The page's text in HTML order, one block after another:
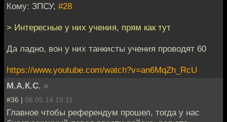
Кому: ЗПСУ, #28
> Интересные у них учения, прям как тут
Да ладно, вон у них танкисты учения проводят 60
https://www.youtube.com/watch?v=an6MqZh_RcU
М.А.К.С. »
#36 | 06.05.14 19:11
Главное чтобы референдум прошел, тогда у нас